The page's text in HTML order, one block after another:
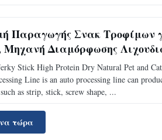
Παραγωγής Σνακ Τροφίμων
Μηχανή Διαμόρφωσης
Stick High Protein Dry Natural Pet and
Line is an auto processing line can
as strip, stick, screw shape, ...
τώρα